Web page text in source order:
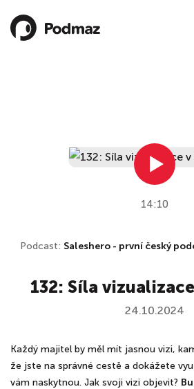
14:10
Podcast: Saleshero - první český
132: Síla
24.10.2024
Každý majitel by měl mít jasnou vizi,
že jste na správné cestě a dokážete
vám naskytnou. Jak svoji vizi objevit?